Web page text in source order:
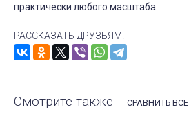
практически любого масштаба.
РАССКАЗАТЬ ДРУЗЬЯМ!
Смотрите также СРАВНИТЬ ВСЕ